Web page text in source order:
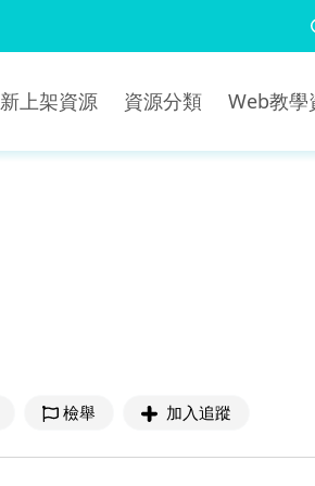
新上架資源 資源分類 Web教學
檢舉 加入追蹤